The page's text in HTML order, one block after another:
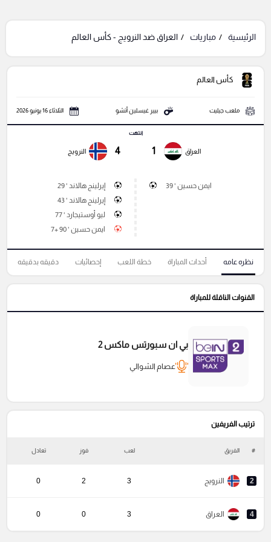
الرئيسية مباريات العراق ضد النرويج - كأس العالم
كأس العالم
ملعب جيليت بيير غيسلين أتشو الثلاثاء 16 يونيو 2026
العراق 1
انتهت
4 النرويج
ايمن حسين ' 39
إيرلينج هالاند ' 29
إيرلينج هالاند ' 43
ليو أوستيجارد ' 77
ايمن حسين ' 90 +7
نظره عامه أحداث المباراة خطة اللعب إحصائيات دقيقه بدقيقه
القنوات الناقلة للمباراة
بي ان سبورتس ماكس 2
عصام الشوالي
ترتيب الفريفين
# الفريق لعب فوز تعادل
2 النرويج 3
2
0
4 العراق 3
0
0